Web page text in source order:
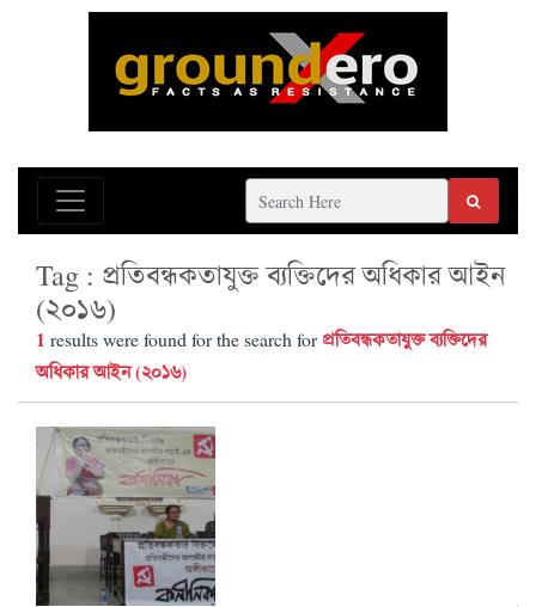
Tag : প্রতিবন্ধকতাযুক্ত ব্যক্তিদের অধিকার আইন
(২০১৬)
1 results were found for the search forপ্রতিবন্ধকতাযুক্ত ব্যক্তিদের
অধিকার আইন (২০১৬)